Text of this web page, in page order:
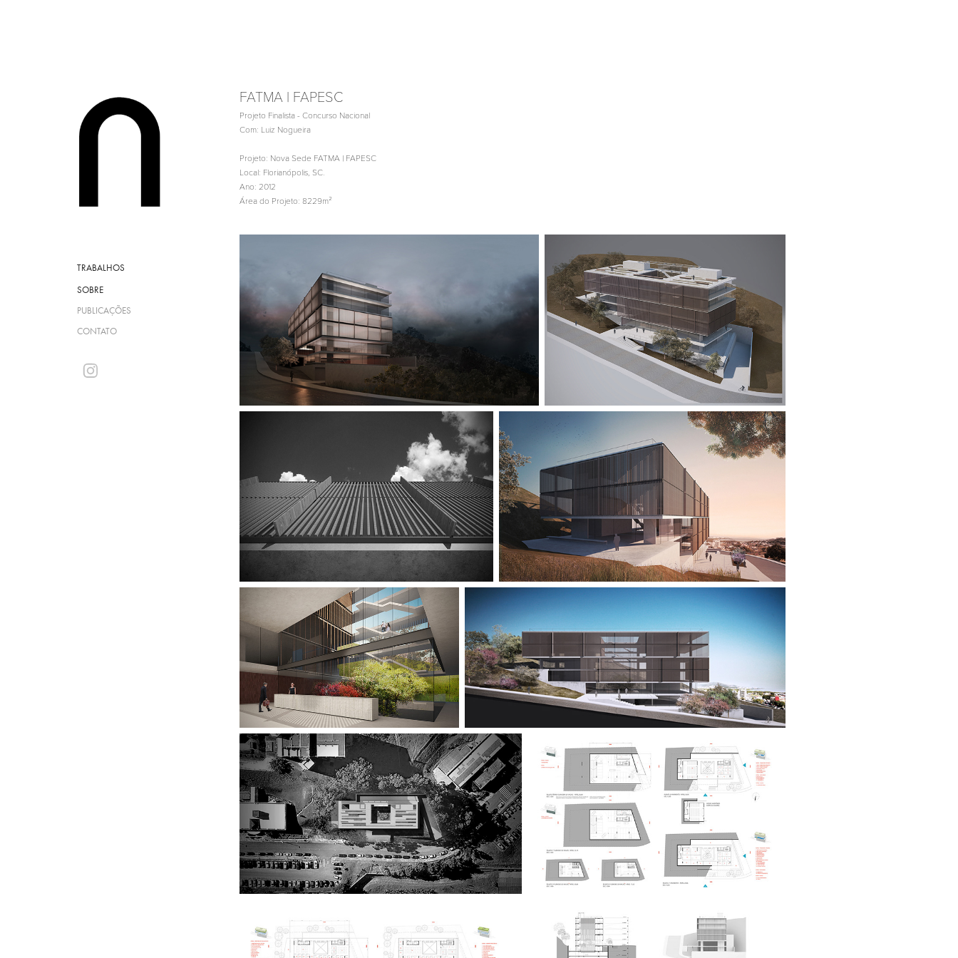
TRABALHOS
SOBRE
PUBLICAÇÕES
CONTATO
FATMA | FAPESC
Projeto Finalista - Concurso Nacional
Com: Luiz Nogueira
Projeto: Nova Sede FATMA | FAPESC
Local: Florianópolis, SC.
Ano: 2012
Área do Projeto: 8229m²